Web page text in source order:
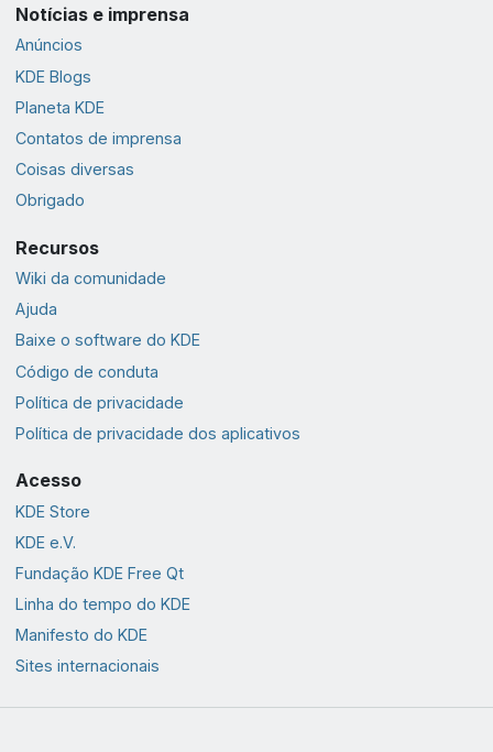
Notícias e imprensa
Anúncios
KDE Blogs
Planeta KDE
Contatos de imprensa
Coisas diversas
Obrigado
Recursos
Wiki da comunidade
Ajuda
Baixe o software do KDE
Código de conduta
Política de privacidade
Política de privacidade dos aplicativos
Acesso
KDE Store
KDE e.V.
Fundação KDE Free Qt
Linha do tempo do KDE
Manifesto do KDE
Sites internacionais